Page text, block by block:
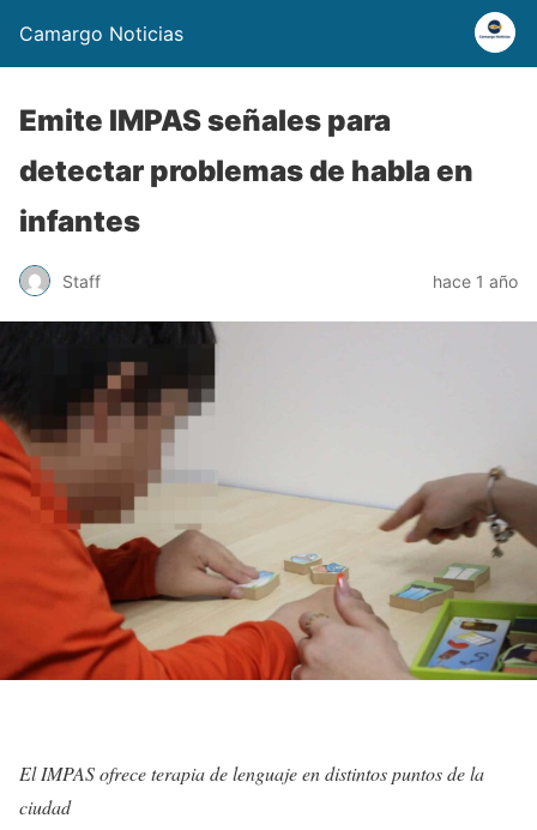
Camargo Noticias
Emite IMPAS señales para
detectar problemas de habla en
infantes
Staff hace 1 año
El IMPAS ofrece terapia de lenguaje en distintos puntos de la
ciudad